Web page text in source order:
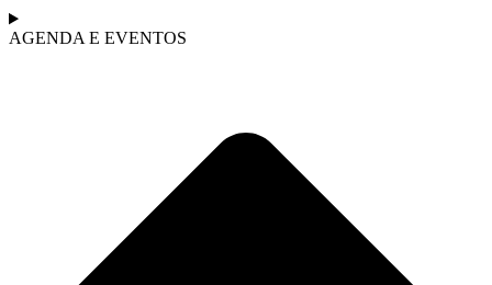
AGENDA E EVENTOS